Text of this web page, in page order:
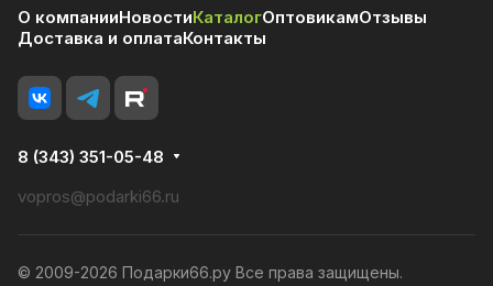
О компанииНовостиКаталогОптовикамОтзывы
Доставка и оплатаКонтакты
8 (343) 351-05-48
vopros@podarki66.ru
© 2009-2026 Подарки66.ру Все права защищены.